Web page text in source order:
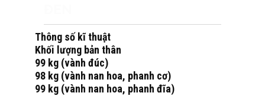
Thông số kĩ thuật
Khối lượng bản thân
99 kg (vành đúc)
98 kg (vành nan hoa, phanh cơ)
99 kg (vành nan hoa, phanh đĩa)